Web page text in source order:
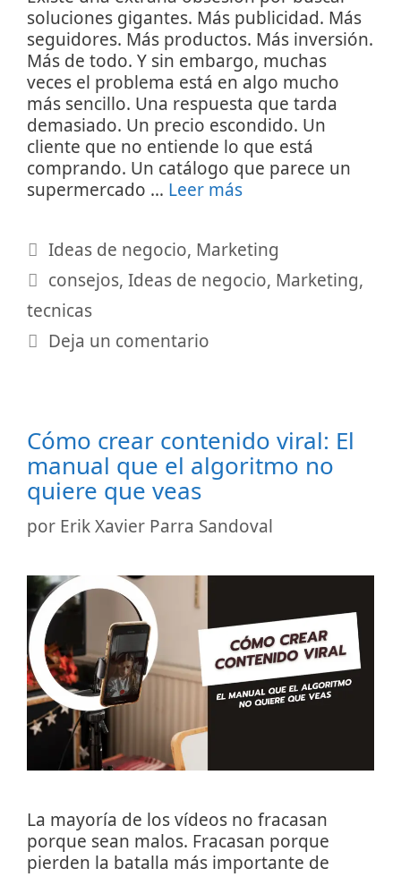
soluciones gigantes. Más publicidad. Más
seguidores. Más productos. Más inversión.
Más de todo. Y sin embargo, muchas
veces el problema está en algo mucho
más sencillo. Una respuesta que tarda
demasiado. Un precio escondido. Un
cliente que no entiende lo que está
comprando. Un catálogo que parece un
supermercado … Leer más
Categorías
Ideas de negocio, Marketing
Etiquetas
consejos,Ideas de negocio, Marketing,
tecnicas
Deja un comentario
Cómo crear contenido viral: El
manual que el algoritmo no
quiere que veas
por Erik Xavier Parra Sandoval
La mayoría de los vídeos no fracasan
porque sean malos. Fracasan porque
pierden la batalla más importante de